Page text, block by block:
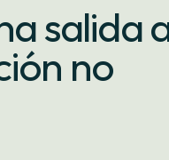
salida
no